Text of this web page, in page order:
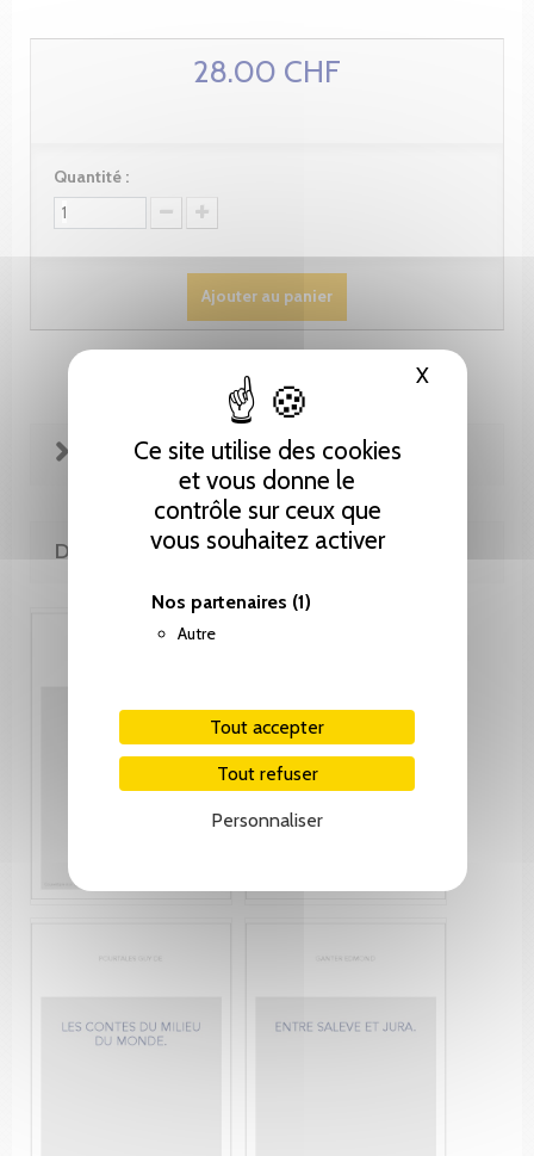
Ce site utilise des cookies
et vous donne le
contrôle sur ceux que
vous souhaitez activer
Nos partenaires (1)
Autre
Tout accepter
Tout refuser
Personnaliser
XMasquer
28.00 CHF
Quantité :
Ajouter au panier
FICHE TECHNIQUE
DE LA MÊME COLLECTION